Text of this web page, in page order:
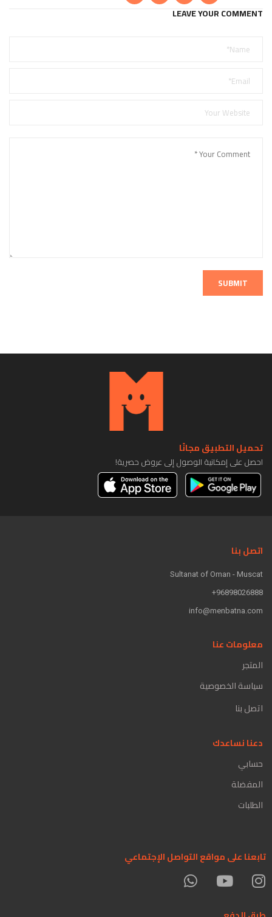
LEAVE YOUR COMMENT
SUBMIT
تحميل التطبيق مجانًا
احصل على إمكانية الوصول إلى عروض حصرية!
اتصل بنا
Sultanat of Oman - Muscat
96898026888+
info@menbatna.com
معلومات عنا
المتجر
سياسة الخصوصية
اتصل بنا
دعنا نساعدك
حسابي
المفضلة
الطلبات
تابعنا على مواقع التواصل الإجتماعي